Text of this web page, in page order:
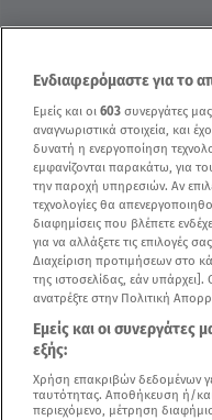
Ενδιαφερόμαστε για το
Εμείς και οι 603 συνεργάτες
αναγνωριστικά στοιχεία, και
δυνατή η ενεργοποίηση
εμφανίζονται παρακάτω, για
την παροχή υπηρεσιών. Αν
τεχνολογίες θα
διαφημίσεις που βλέπετε
για να αλλάξετε τις επιλογές
Διαχείριση προτιμήσεων στο
της ιστοσελίδας, εάν υπάρχει].
ανατρέξτε στην Πολιτική
Εμείς και οι
εξής:
Χρήση επακριβών δεδομένων
ταυτότητας. Αποθήκευση ή/
περιεχόμενο, μέτρηση